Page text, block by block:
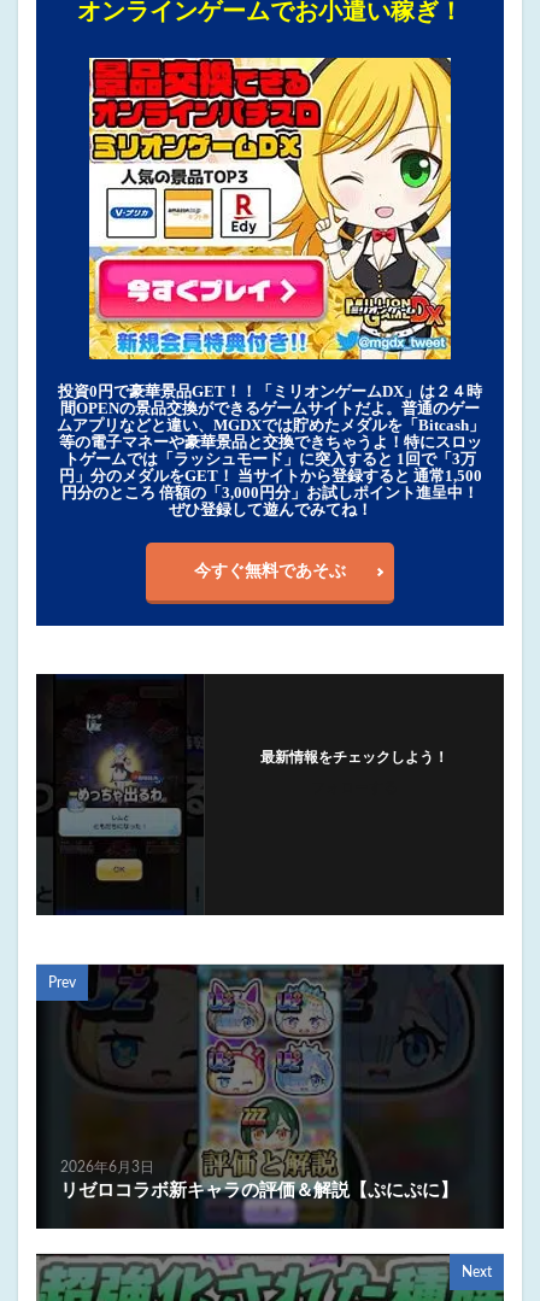
オンラインゲームでお小遣い稼ぎ！
投資0円で豪華景品GET！！「ミリオンゲームDX」は２４時
間OPENの景品交換ができるゲームサイトだよ。普通のゲー
ムアプリなどと違い、MGDXでは貯めたメダルを「Bitcash」
等の電子マネーや豪華景品と交換できちゃうよ！特にスロッ
トゲームでは「ラッシュモード」に突入すると 1回で「3万
円」分のメダルをGET！ 当サイトから登録すると 通常1,500
円分のところ 倍額の「3,000円分」お試しポイント進呈中！
ぜひ登録して遊んでみてね！
今すぐ無料であそぶ
最新情報をチェックしよう！
Prev
2026年6月3日
リゼロコラボ新キャラの評価＆解説【ぷにぷに】
Next